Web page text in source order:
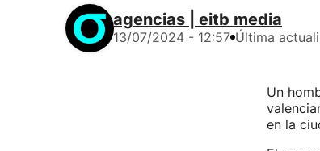
agencias | eitb media
13/07/2024 - 12:57 Última
Un
en la